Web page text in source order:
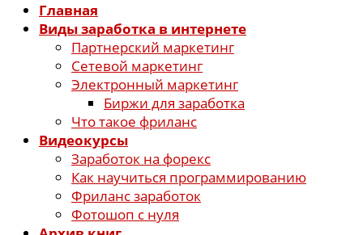
Главная
Виды заработка в интернете
Партнерский маркетинг
Сетевой маркетинг
Электронный маркетинг
Биржи для заработка
Что такое фриланс
Видеокурсы
Заработок на форекс
Как научиться программированию
Фриланс заработок
Фотошоп с нуля